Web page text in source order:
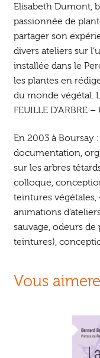
Elisabeth Dumont,
passionnée de
partager son
divers ateliers sur
installée dans le
les plantes en
du monde végétal.
FEUILLE D’ARBRE
En 2003 à Boursay
documentation,
sur les arbres
colloque,
teintures végétales,
animations
sauvage, odeurs de
teintures),
Vous